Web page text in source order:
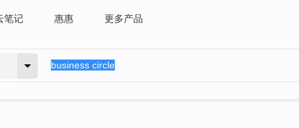
笔记 惠惠 更多产品